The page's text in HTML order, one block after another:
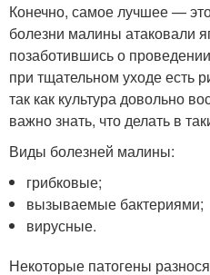
Конечно, самое лучшее —
болезни малины атаковали
позаботившись о
при тщательном уходе есть
так как культура довольно
важно знать, что делать в
Виды болезней малины:
грибковые;
вызываемые бактериями;
вирусные.
Некоторые патогены